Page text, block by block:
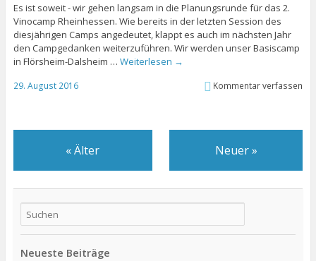
Es ist soweit - wir gehen langsam in die Planungsrunde für das 2.
Vinocamp Rheinhessen. Wie bereits in der letzten Session des
diesjährigen Camps angedeutet, klappt es auch im nächsten Jahr
den Campgedanken weiterzuführen. Wir werden unser Basiscamp
in Flörsheim-Dalsheim … Weiterlesen →
29. August 2016 Kommentar verfassen
«Älter Neuer»
Neueste Beiträge